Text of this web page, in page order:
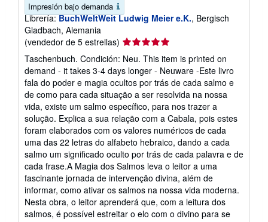
a
n
v
í
o
Impresión bajo demanda
Librería: BuchWeltWeit Ludwig Meier e.K., Bergisch
Gladbach, Alemania
(vendedor de 5 estrellas) Calificación
del
vendedor:
5
de
5
estrellas
Taschenbuch. Condición: Neu. This item is printed on
demand - it takes 3-4 days longer - Neuware -Este livro
fala do poder e magia ocultos por trás de cada salmo e
de como para cada situação a ser resolvida na nossa
vida, existe um salmo específico, para nos trazer a
solução. Explica a sua relação com a Cabala, pois estes
foram elaborados com os valores numéricos de cada
uma das 22 letras do alfabeto hebraico, dando a cada
salmo um significado oculto por trás de cada palavra e de
cada frase.A Magia dos Salmos leva o leitor a uma
fascinante jornada de intervenção divina, além de
informar, como ativar os salmos na nossa vida moderna.
Nesta obra, o leitor aprenderá que, com a leitura dos
salmos, é possível estreitar o elo com o divino para se